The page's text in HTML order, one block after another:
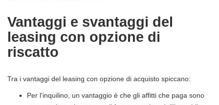
Vantaggi e svantaggi del
leasing con opzione di
riscatto
Tra i vantaggi del leasing con opzione di acquisto spiccano:
Per l'inquilino, un vantaggio è che gli affitti che paga sono